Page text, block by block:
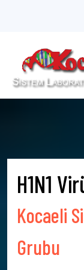
H1N1
Kocaeli
Grubu